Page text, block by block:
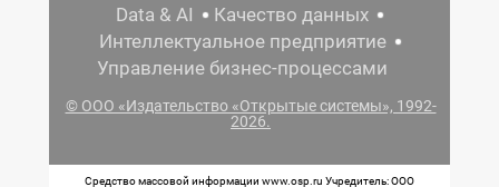
Data & AI
Качество данных
Интеллектуальное предприятие
Управление бизнес-процессами
© ООО «Издательство «Открытые системы», 1992-
2026.
Средство массовой информации www.osp.ru Учредитель: ООО